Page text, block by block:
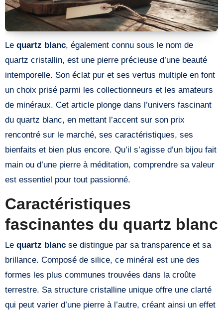
Le quartz blanc, également connu sous le nom de
quartz cristallin, est une pierre précieuse d’une beauté
intemporelle. Son éclat pur et ses vertus multiple en font
un choix prisé parmi les collectionneurs et les amateurs
de minéraux. Cet article plonge dans l’univers fascinant
du quartz blanc, en mettant l’accent sur son prix
rencontré sur le marché, ses caractéristiques, ses
bienfaits et bien plus encore. Qu’il s’agisse d’un bijou fait
main ou d’une pierre à méditation, comprendre sa valeur
est essentiel pour tout passionné.
Caractéristiques
fascinantes du quartz blanc
Le quartz blancse distingue par sa transparence et sa
brillance. Composé de silice, ce minéral est une des
formes les plus communes trouvées dans la croûte
terrestre. Sa structure cristalline unique offre une clarté
qui peut varier d’une pierre à l’autre, créant ainsi un effet